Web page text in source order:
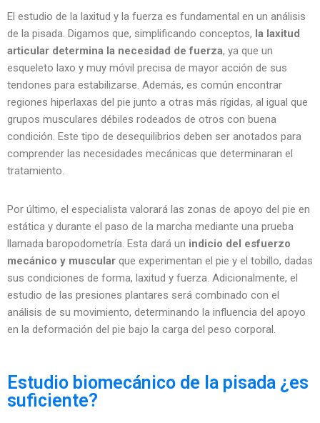
El estudio de la laxitud y la fuerza es fundamental en un análisis
de la pisada. Digamos que, simplificando conceptos, la laxitud
articular determina la necesidad de fuerza, ya que un
esqueleto laxo y muy móvil precisa de mayor acción de sus
tendones para estabilizarse. Además, es común encontrar
regiones hiperlaxas del pie junto a otras más rígidas, al igual que
grupos musculares débiles rodeados de otros con buena
condición. Este tipo de desequilibrios deben ser anotados para
comprender las necesidades mecánicas que determinaran el
tratamiento.
Por último, el especialista valorará las zonas de apoyo del pie en
estática y durante el paso de la marcha mediante una prueba
llamada baropodometría. Esta dará un indicio del esfuerzo
mecánico y muscular que experimentan el pie y el tobillo, dadas
sus condiciones de forma, laxitud y fuerza. Adicionalmente, el
estudio de las presiones plantares será combinado con el
análisis de su movimiento, determinando la influencia del apoyo
en la deformación del pie bajo la carga del peso corporal.
Estudio biomecánico de la pisada ¿es
suficiente?